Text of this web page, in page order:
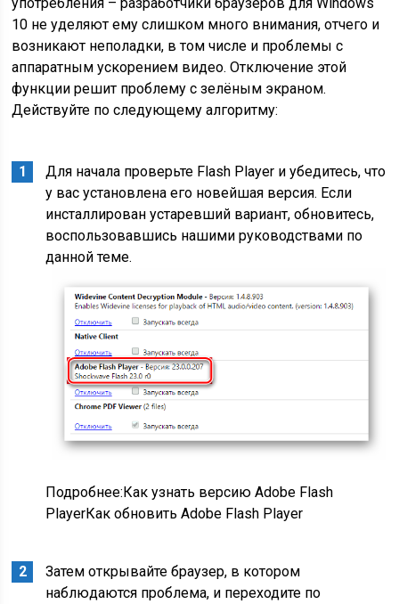
10 не уделяют ему слишком много внимания, отчего и
возникают неполадки, в том числе и проблемы с
аппаратным ускорением видео. Отключение этой
функции решит проблему с зелёным экраном.
Действуйте по следующему алгоритму:
Для начала проверьте Flash Player и убедитесь, что
у вас установлена его новейшая версия. Если
инсталлирован устаревший вариант, обновитесь,
воспользовавшись нашими руководствами по
данной теме.
Подробнее:Как узнать версию Adobe Flash
PlayerКак обновить Adobe Flash Player
Затем открывайте браузер, в котором
наблюдаются проблема, и переходите по